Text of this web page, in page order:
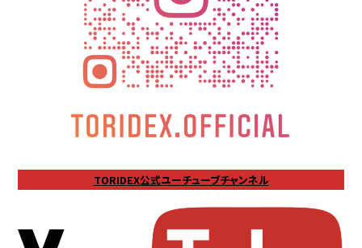
TORIDEX公式ユーチューブチャンネル